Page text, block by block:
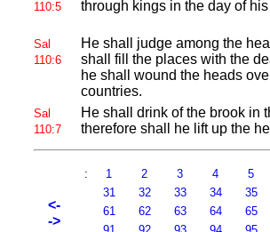
110:5
through kings in the day of
Sal
110:6
He shall judge among the
shall fill the places with the
he shall wound the heads
countries.
Sal
110:7
He shall drink of the brook in
therefore shall he lift up the
<-
->
: 1 2 3 4 5
31
32 33 34 35
61
62 63 64 65